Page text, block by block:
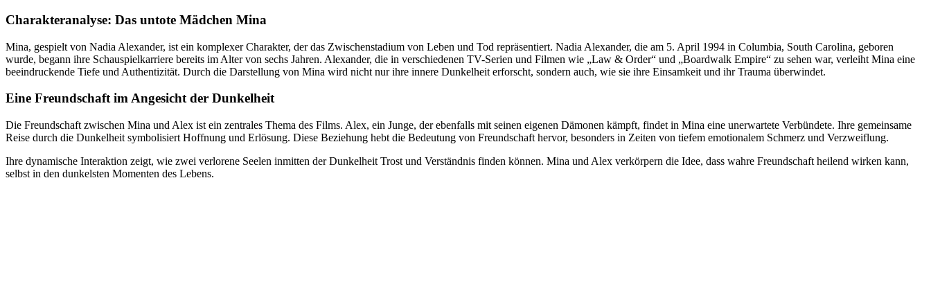
Charakteranalyse: Das untote Mädchen Mina
Mina, gespielt von Nadia Alexander, ist ein komplexer Charakter, der das Zwischenstadium von Leben und Tod repräsentiert. Nadia Alexander, die am 5. April 1994 in Columbia, South Carolina, geboren
wurde, begann ihre Schauspielkarriere bereits im Alter von sechs Jahren. Alexander, die in verschiedenen TV-Serien und Filmen wie „Law & Order“ und „Boardwalk Empire“ zu sehen war, verleiht Mina eine
beeindruckende Tiefe und Authentizität. Durch die Darstellung von Mina wird nicht nur ihre innere Dunkelheit erforscht, sondern auch, wie sie ihre Einsamkeit und ihr Trauma überwindet.
Eine Freundschaft im Angesicht der Dunkelheit
Die Freundschaft zwischen Mina und Alex ist ein zentrales Thema des Films. Alex, ein Junge, der ebenfalls mit seinen eigenen Dämonen kämpft, findet in Mina eine unerwartete Verbündete. Ihre gemeinsame
Reise durch die Dunkelheit symbolisiert Hoffnung und Erlösung. Diese Beziehung hebt die Bedeutung von Freundschaft hervor, besonders in Zeiten von tiefem emotionalem Schmerz und Verzweiflung.
Ihre dynamische Interaktion zeigt, wie zwei verlorene Seelen inmitten der Dunkelheit Trost und Verständnis finden können. Mina und Alex verkörpern die Idee, dass wahre Freundschaft heilend wirken kann,
selbst in den dunkelsten Momenten des Lebens.